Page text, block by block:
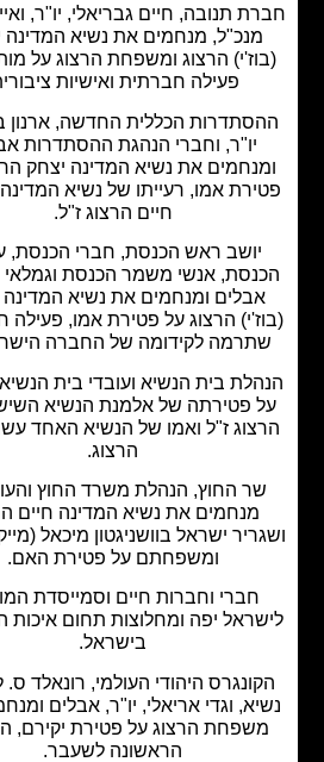
תנובה, חיים גבריאלי, יו"ר, ואייל מליס,
מנחמים את נשיא המדינה יצחק
הרצוג ומשפחת הרצוג על מות האם,
פעילה חברתית ואישיות ציבורית.
הכללית החדשה, ארנון בר דוד,
יו"ר, וחברי הנהגת ההסתדרות אבלים
את נשיא המדינה יצחק הרצוג על
אמו, רעייתו של נשיא המדינה השישי
חיים הרצוג ז"ל.
יושב ראש הכנסת, חברי הכנסת, עובדי
אנשי משמר הכנסת וגמלאי הכנסת
ומנחמים את נשיא המדינה יצחק
הרצוג על פטירת אמו, פעילה חברתית
לקידומה של החברה הישראלית.
בית הנשיא ועובדי בית הנשיא אבלים
פטירתה של אלמנת הנשיא השישי חיים
ז"ל ואמו של הנשיא האחד עשר יצחק
החוץ, הנהלת משרד החוץ והעובדים
מנחמים את נשיא המדינה חיים הרצוג
ישראל בוושניגטון מיכאל (מייק) הרצוג
ומשפחתם על פטירת האם.
חברי וחברות חיים וסמייסדת המועצה
יפה ומחלוצות תחום איכות הסביבה
בישראל.
היהודי העולמי, רונאלד ס. לאודר,
וגדי אריאלי, יו"ר, אבלים ומנחמים את
הרצוג על פטירת יקירם, הגברת
הראשונה לשעבר.